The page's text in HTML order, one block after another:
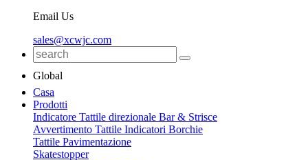
Email Us
sales@xcwjc.com
Global
Casa
Prodotti
Indicatore Tattile direzionale Bar & Strisce
Avvertimento Tattile Indicatori Borchie
Tattile Pavimentazione
Skatestopper